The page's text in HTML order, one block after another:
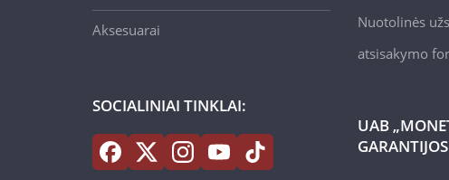
Aksesuarai
SOCIALINIAI TINKLAI:
Nuotolinės
atsisakymo
UAB
GARANTIJOS